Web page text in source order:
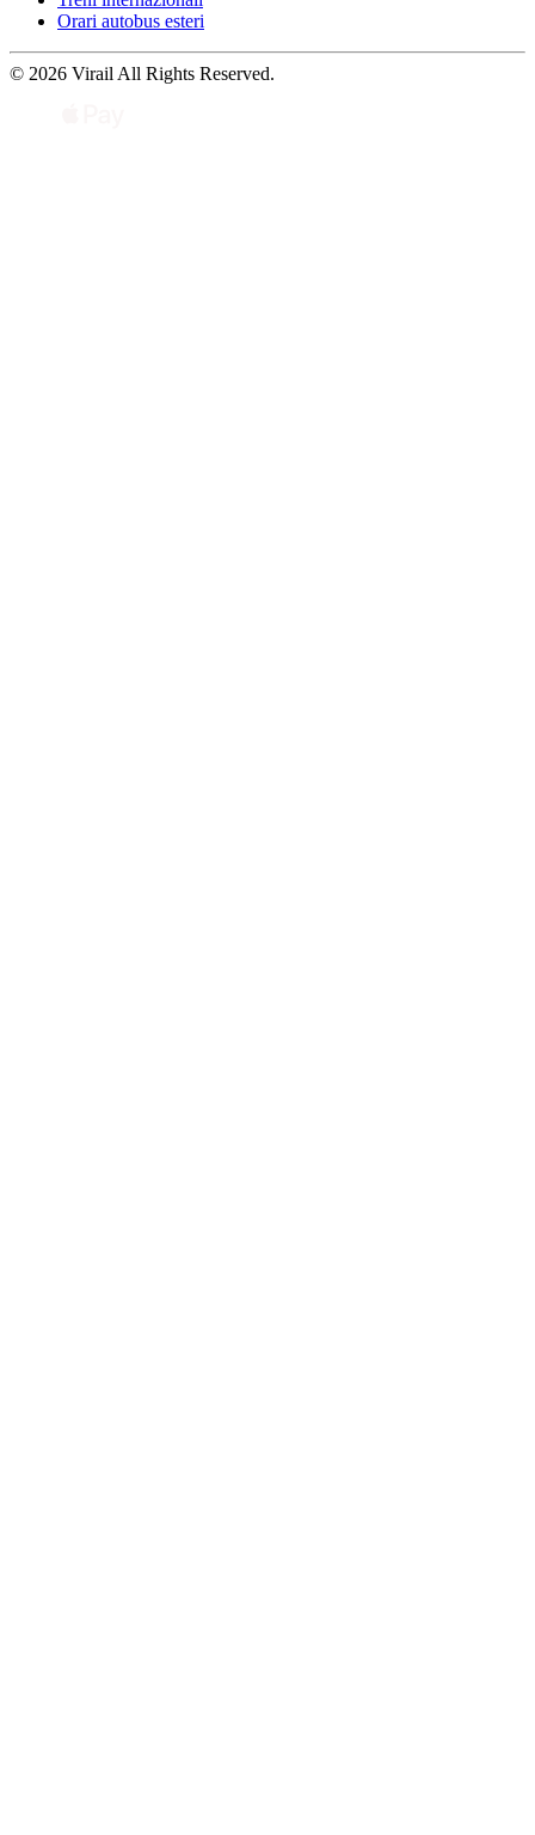
Orari autobus esteri
© 2026 Virail All Rights Reserved.